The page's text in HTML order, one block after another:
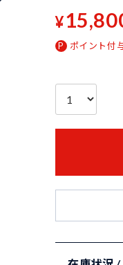
¥
ポイント付